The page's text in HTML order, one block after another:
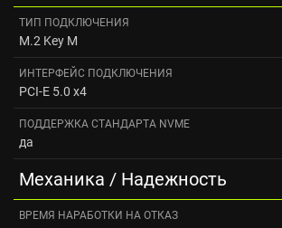
ТИП ПОДКЛЮЧЕНИЯ
M.2 Key M
ИНТЕРФЕЙС ПОДКЛЮЧЕНИЯ
PCI-E 5.0 x4
ПОДДЕРЖКА СТАНДАРТА NVME
да
Механика / Надежность
ВРЕМЯ НАРАБОТКИ НА ОТКАЗ